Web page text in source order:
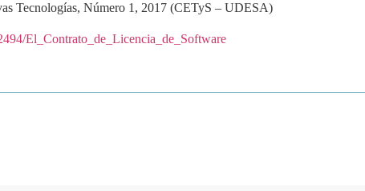
Tecnologías, Número 1, 2017 (CETyS – UDESA)
El_Contrato_de_Licencia_de_Software